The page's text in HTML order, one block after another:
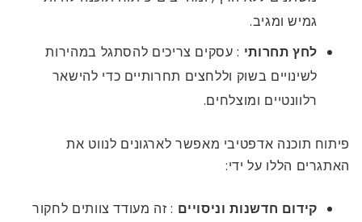
גמיש ומגיב.
לחץ תחרותי : עסקים צריכים להסתגל במהירות
לשינויים בשוק וללחצים תחרותיים כדי להישאר
רלוונטיים ומוצלחים.
פיתוח תוכנה אדפטיבי מאפשר לארגונים לנווט את
האתגרים הללו על ידי:
קידום חדשנות וניסויים : זה מעודד צוותים לחקור